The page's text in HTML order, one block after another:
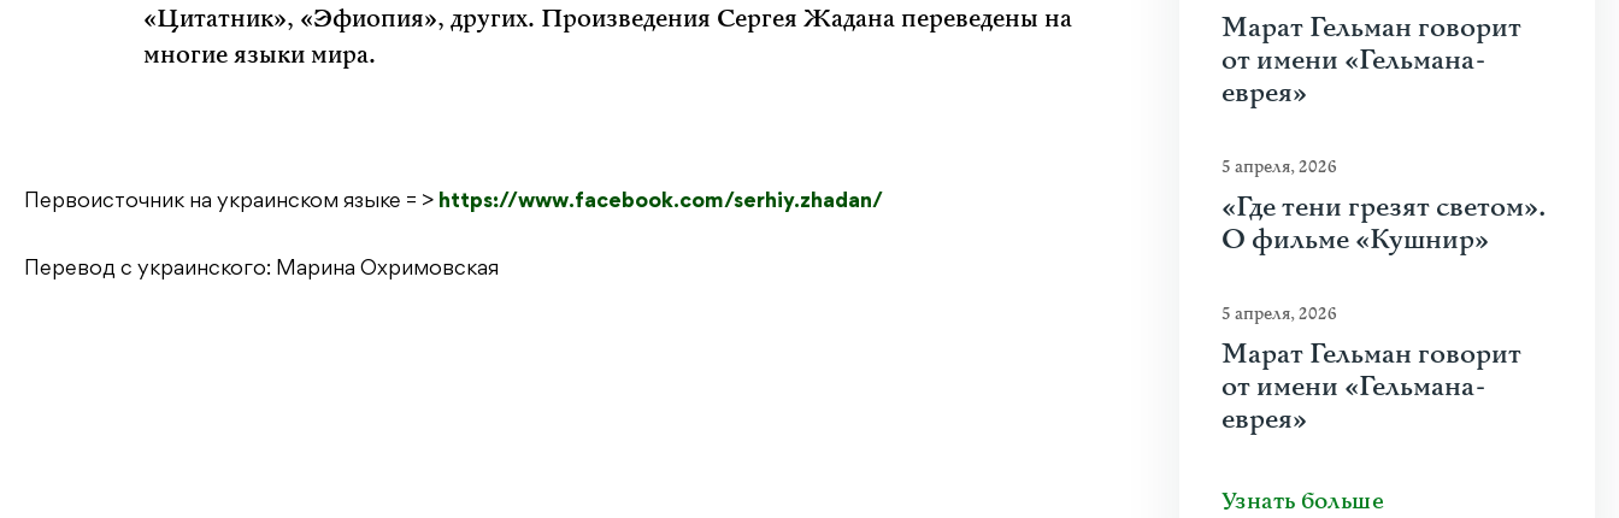
«Цитатник», «Эфиопия», других. Произведения Сергея Жадана переведены на
многие языки мира.
Первоисточник на украинском языке = > https://www.facebook.com/serhiy.zhadan/
Перевод с украинского: Марина Охримовская
Марат Гельман говорит
от имени «Гельмана-
еврея»
5 апреля, 2026
«Где тени грезят светом».
О фильме «Кушнир»
5 апреля, 2026
Марат Гельман говорит
от имени «Гельмана-
еврея»
Узнать больше